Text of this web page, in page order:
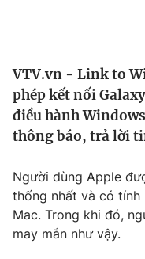
Thế giới
Tin tức
Thế giới đó đây
Kinh tế
Tài chính
Thị trường
Góc doanh nghiệp
Truyền hình
Phim VTV
VTV.vn - Link to
phép kết nối
điều hành
thông báo, trả lời
Người dùng Apple
thống nhất và có tính
Mac. Trong khi đó,
may mắn như vậy.